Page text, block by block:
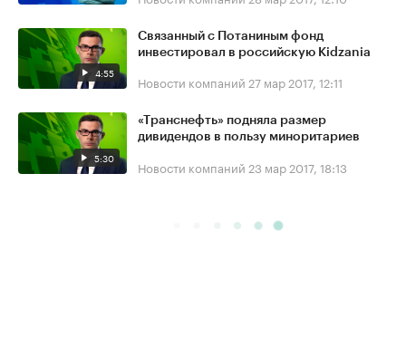
4:55
Связанный с Потаниным фонд
инвестировал в российскую Kidzania
Новости компаний 27 мар 2017, 12:11
5:30
«Транснефть» подняла размер
дивидендов в пользу миноритариев
Новости компаний 23 мар 2017, 18:13